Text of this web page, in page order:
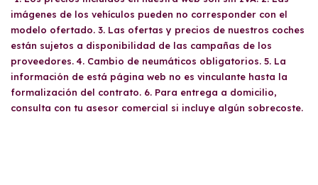
imágenes de los vehículos pueden no corresponder con el
modelo ofertado. 3. Las ofertas y precios de nuestros coches
están sujetos a disponibilidad de las campañas de los
proveedores. 4. Cambio de neumáticos obligatorios. 5. La
información de está página web no es vinculante hasta la
formalización del contrato. 6. Para entrega a domicilio,
consulta con tu asesor comercial si incluye algún sobrecoste.